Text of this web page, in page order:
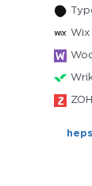
Wix